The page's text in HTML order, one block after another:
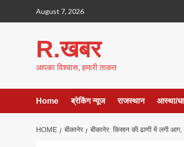
August 7, 2026
R.खबर
आपका विश्वास, हमारी ताकत
Home ब्रेकिंग न्यूज राजस्थान आस्था/
HOME बीकानेर बीकानेर: किसान की ढाणी में लगी